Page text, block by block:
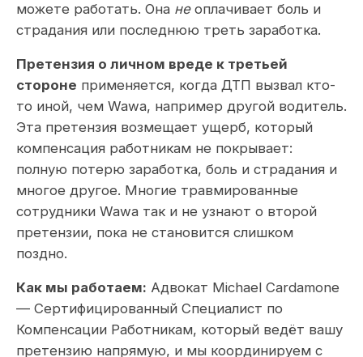
можете работать. Она неоплачивает боль и
страдания или последнюю треть заработка.
Претензия о личном вреде к третьей
стороне применяется, когда ДТП вызвал кто-
то иной, чем Wawa, например другой водитель.
Эта претензия возмещает ущерб, который
компенсация работникам не покрывает:
полную потерю заработка, боль и страдания и
многое другое. Многие травмированные
сотрудники Wawa так и не узнают о второй
претензии, пока не становится слишком
поздно.
Как мы работаем: Адвокат Michael Cardamone
— Сертифицированный Специалист по
Компенсации Работникам, который ведёт вашу
претензию напрямую, и мы координируем с